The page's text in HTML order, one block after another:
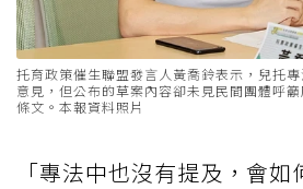
托育政策催生聯盟發言人黃喬鈴表示，兒托
意見，但公布的草案內容卻未見民間團體呼
條文。本報資料照片
「專法中也沒有提及，會